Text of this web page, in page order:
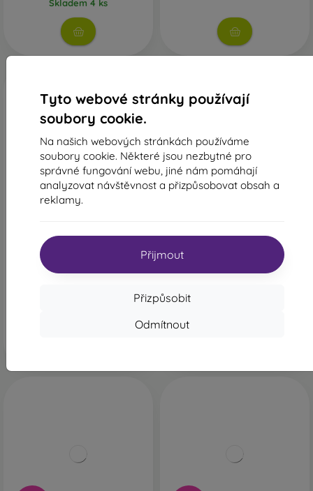
Tyto webové stránky používají
soubory cookie.
Na našich webových stránkách používáme
soubory cookie. Některé jsou nezbytné pro
správné fungování webu, jiné nám pomáhají
analyzovat návštěvnost a přizpůsobovat obsah a
reklamy.
Přijmout
Přizpůsobit
Odmítnout
Skladem 4 ks
-48%
A505/A30s/A50s - Modro-
149 Kč
-49%
A50/A50s/A30s - tmavě
158 Kč
Poslední kus skladem